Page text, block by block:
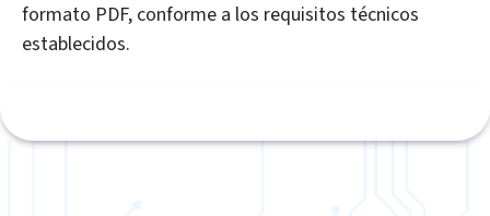
formato PDF, conforme a los requisitos técnicos
establecidos.